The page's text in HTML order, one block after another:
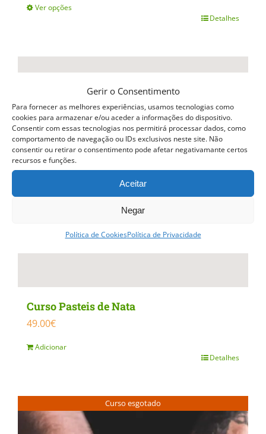
Gerir o Consentimento
Para fornecer as melhores experiências, usamos tecnologias como
cookies para armazenar e/ou aceder a informações do dispositivo.
Consentir com essas tecnologias nos permitirá processar dados, como
comportamento de navegação ou IDs exclusivos neste site. Não
consentir ou retirar o consentimento pode afetar negativamante certos
recursos e funções.
Aceitar
Negar
Política de CookiesPolítica de Privacidade
Ver opções
has
The
options
may
be
product
Detalhes
Curso Pasteis de Nata
49.00€
Adicionar
Detalhes
Curso esgotado